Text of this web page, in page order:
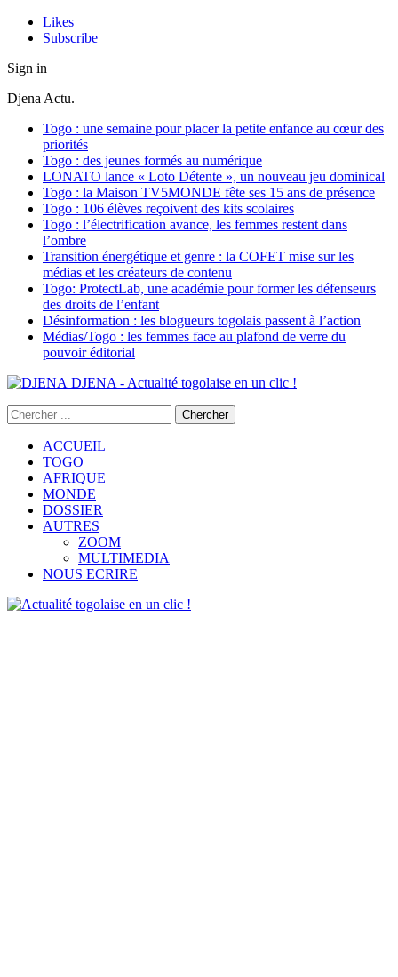
Likes
Subscribe
Sign in
Djena Actu.
Togo : une semaine pour placer la petite enfance au cœur des
priorités
Togo : des jeunes formés au numérique
LONATO lance « Loto Détente », un nouveau jeu dominical
Togo : la Maison TV5MONDE fête ses 15 ans de présence
Togo : 106 élèves reçoivent des kits scolaires
Togo : l’électrification avance, les femmes restent dans
l’ombre
Transition énergétique et genre : la COFET mise sur les
médias et les créateurs de contenu
Togo: ProtectLab, une académie pour former les défenseurs
des droits de l’enfant
Désinformation : les blogueurs togolais passent à l’action
Médias/Togo : les femmes face au plafond de verre du
pouvoir éditorial
DJENA - Actualité togolaise en un clic !
ACCUEIL
TOGO
AFRIQUE
MONDE
DOSSIER
AUTRES
ZOOM
MULTIMEDIA
NOUS ECRIRE